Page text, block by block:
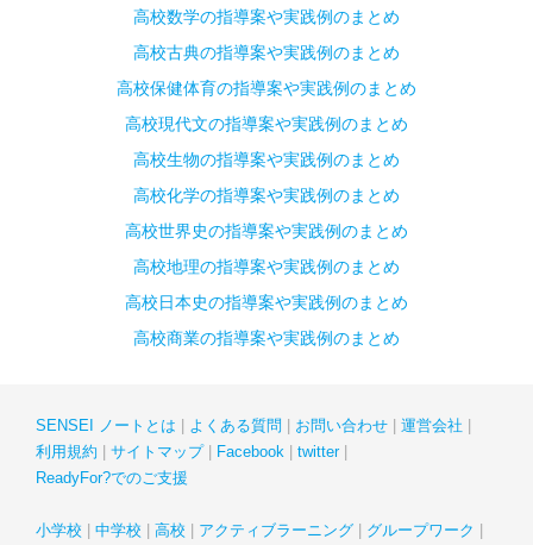
高校数学の指導案や実践例のまとめ
高校古典の指導案や実践例のまとめ
高校保健体育の指導案や実践例のまとめ
高校現代文の指導案や実践例のまとめ
高校生物の指導案や実践例のまとめ
高校化学の指導案や実践例のまとめ
高校世界史の指導案や実践例のまとめ
高校地理の指導案や実践例のまとめ
高校日本史の指導案や実践例のまとめ
高校商業の指導案や実践例のまとめ
SENSEI ノートとは よくある質問 お問い合わせ
運営会社
利用規約
サイトマップ Facebook
twitter
ReadyFor?でのご支援
小学校 中学校 高校 アクティブラーニング グループワーク